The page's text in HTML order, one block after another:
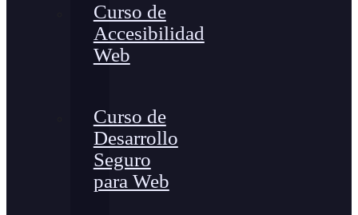
Curso de
Accesibilidad
Web
Curso de
Desarrollo
Seguro
para Web